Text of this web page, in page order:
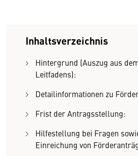
Inhaltsverzeichnis
Hintergrund (Auszug aus
Leitfadens):
Detailinformationen zu
Frist der Antragsstellung:
Hilfestellung bei Fragen
Einreichung von